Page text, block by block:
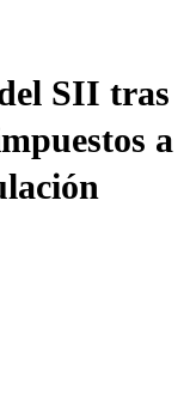
SII tras
a